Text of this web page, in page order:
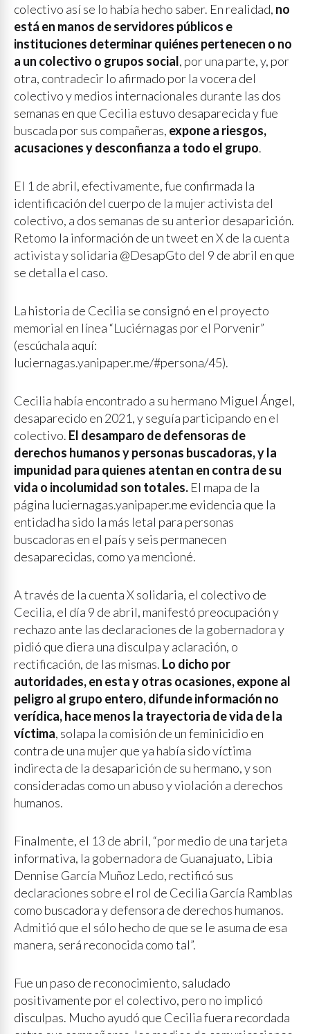
colectivo así se lo había hecho saber. En realidad, no
está en manos de servidores públicos e
instituciones determinar quiénes pertenecen o no
a un colectivo o grupos social, por una parte, y, por
otra, contradecir lo afirmado por la vocera del
colectivo y medios internacionales durante las dos
semanas en que Cecilia estuvo desaparecida y fue
buscada por sus compañeras, expone a riesgos,
acusaciones y desconfianza a todo el grupo.
El 1 de abril, efectivamente, fue confirmada la
identificación del cuerpo de la mujer activista del
colectivo, a dos semanas de su anterior desaparición.
Retomo la información de un tweet en X de la cuenta
activista y solidaria @DesapGto del 9 de abril en que
se detalla el caso.
La historia de Cecilia se consignó en el proyecto
memorial en línea “Luciérnagas por el Porvenir”
(escúchala aquí:
luciernagas.yanipaper.me/#persona/45).
Cecilia había encontrado a su hermano Miguel Ángel,
desaparecido en 2021, y seguía participando en el
colectivo. El desamparo de defensoras de
derechos humanos y personas buscadoras, y la
impunidad para quienes atentan en contra de su
vida o incolumidad son totales. El mapa de la
página luciernagas.yanipaper.me evidencia que la
entidad ha sido la más letal para personas
buscadoras en el país y seis permanecen
desaparecidas, como ya mencioné.
A través de la cuenta X solidaria, el colectivo de
Cecilia, el día 9 de abril, manifestó preocupación y
rechazo ante las declaraciones de la gobernadora y
pidió que diera una disculpa y aclaración, o
rectificación, de las mismas. Lo dicho por
autoridades, en esta y otras ocasiones, expone al
peligro al grupo entero, difunde información no
verídica, hace menos la trayectoria de vida de la
víctima, solapa la comisión de un feminicidio en
contra de una mujer que ya había sido víctima
indirecta de la desaparición de su hermano, y son
consideradas como un abuso y violación a derechos
humanos.
Finalmente, el 13 de abril, “por medio de una tarjeta
informativa, la gobernadora de Guanajuato, Libia
Dennise García Muñoz Ledo, rectificó sus
declaraciones sobre el rol de Cecilia García Ramblas
como buscadora y defensora de derechos humanos.
Admitió que el sólo hecho de que se le asuma de esa
manera, será reconocida como tal”.
Fue un paso de reconocimiento, saludado
positivamente por el colectivo, pero no implicó
disculpas. Mucho ayudó que Cecilia fuera recordada